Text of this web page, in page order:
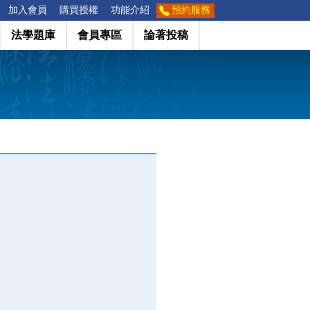
加入會員 購買授權 功能介紹 預約服務
法學題庫 會員專區 論著投稿